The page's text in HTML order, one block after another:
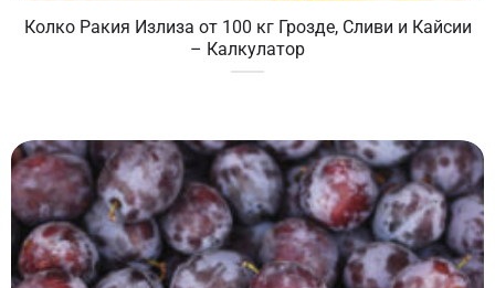
Колко Ракия Излиза от 100 кг Грозде, Сливи и Кайсии
– Калкулатор